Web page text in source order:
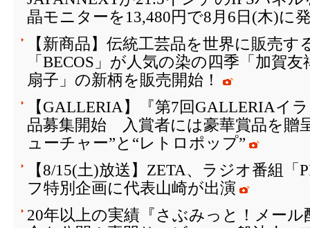
晶モニターを13,480円で8月6日(木)に
【新商品】伝統工芸品を世界に販売す
「BECOS」が人気の染の四季「加賀
扇子」の新柄を販売開始！
【GALLERIA】『第7回GALLERIAイ
品募集開始 入賞者には豪華賞品を
ューチャー”と“レトロポップ”
【8/15(土)放送】ZETA、ラジオ番組「
フ特別企画に代表山崎が出演
20年以上の実績『さぶみっと！メール